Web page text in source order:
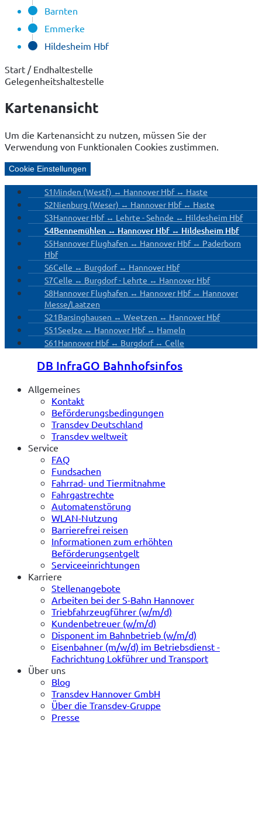
Barnten
Emmerke
Hildesheim Hbf
Start / Endhaltestelle
Gelegenheitshaltestelle
Kartenansicht
Um die Kartenansicht zu nutzen, müssen Sie der
Verwendung von Funktionalen Cookies zustimmen.
Cookie Einstellungen
S1Minden (Westf) ↔ Hannover Hbf ↔ Haste
S2Nienburg (Weser) ↔ Hannover Hbf ↔ Haste
S3Hannover Hbf ↔ Lehrte - Sehnde ↔ Hildesheim Hbf
S4Bennemühlen ↔ Hannover Hbf ↔ Hildesheim Hbf
S5Hannover Flughafen ↔ Hannover Hbf ↔ Paderborn
Hbf
S6Celle ↔ Burgdorf ↔ Hannover Hbf
S7Celle ↔ Burgdorf - Lehrte ↔ Hannover Hbf
S8Hannover Flughafen ↔ Hannover Hbf ↔ Hannover
Messe/Laatzen
S21Barsinghausen ↔ Weetzen ↔ Hannover Hbf
S51Seelze ↔ Hannover Hbf ↔ Hameln
S61Hannover Hbf ↔ Burgdorf ↔ Celle
DB InfraGO Bahnhofsinfos
Allgemeines
Kontakt
Beförderungsbedingungen
Transdev Deutschland
Transdev weltweit
Service
FAQ
Fundsachen
Fahrrad- und Tiermitnahme
Fahrgastrechte
Automatenstörung
WLAN-Nutzung
Barrierefrei reisen
Informationen zum erhöhten
Beförderungsentgelt
Serviceeinrichtungen
Karriere
Stellenangebote
Arbeiten bei der S-Bahn Hannover
Triebfahrzeugführer (w/m/d)
Kundenbetreuer (w/m/d)
Disponent im Bahnbetrieb (w/m/d)
Eisenbahner (m/w/d) im Betriebsdienst -
Fachrichtung Lokführer und Transport
Über uns
Blog
Transdev Hannover GmbH
Über die Transdev-Gruppe
Presse